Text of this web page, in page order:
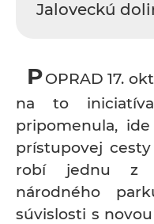
Jaloveckú
POPRAD 17.
na to
pripomenula,
prístupovej
robí jednu z
národného
súvislosti s